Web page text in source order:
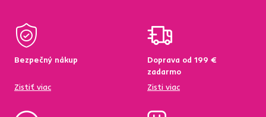
Bezpečný nákup
Zistiť viac
Doprava od 199 €
zadarmo
Zisti viac